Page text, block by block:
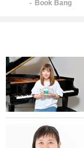
Book Bang